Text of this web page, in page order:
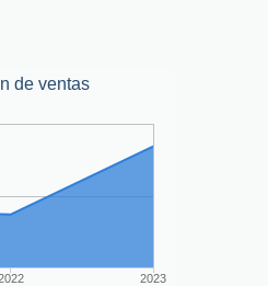
de ventas
2023